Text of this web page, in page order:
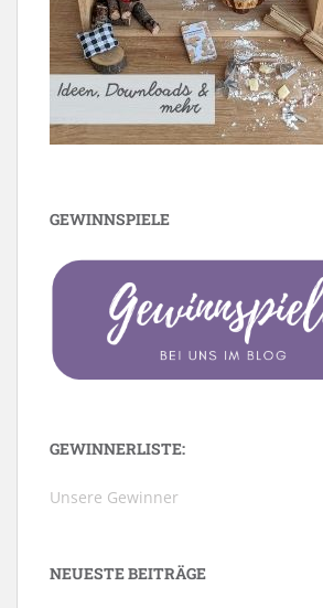
GEWINNSPIELE
GEWINNERLISTE:
Unsere Gewinner
NEUESTE BEITRÄGE